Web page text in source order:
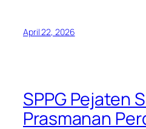
April 22, 2026
SPPG Pejaten
Prasmanan